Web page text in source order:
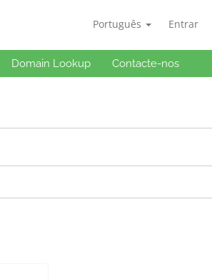
Português Entrar
Domain Lookup Contacte-nos